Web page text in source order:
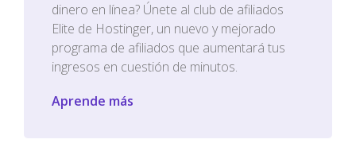
dinero en línea? Únete al club de afiliados
Elite de Hostinger, un nuevo y mejorado
programa de afiliados que aumentará tus
ingresos en cuestión de minutos.
Aprende más